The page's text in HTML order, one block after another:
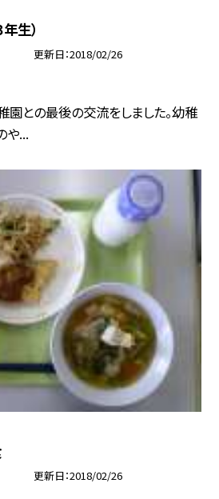
生）
更新日 2018/02/26
園との最後の交流をしました。幼稚
や...
更新日 2018/02/26